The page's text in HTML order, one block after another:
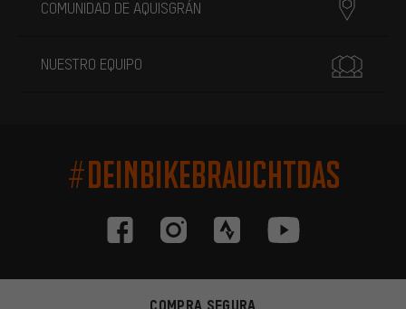
COMUNIDAD DE AQUISGRÁN
NUESTRO EQUIPO
#DEINBIKEBRAUCHTDAS
COMPRA SEGURA